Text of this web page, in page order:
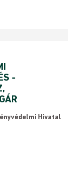
-
Hivatal